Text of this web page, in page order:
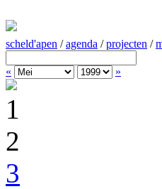
scheld'apen /agenda /projecten /
« »
1
2
3